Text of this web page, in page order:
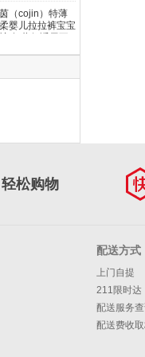
（cojin）特薄
婴儿拉拉裤宝宝
超薄舒适尿不
松购物
配送方式
上门自提
211限时达
配送服务
配送费收